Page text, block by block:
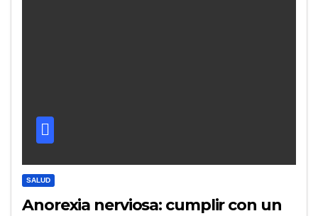
SALUD
Anorexia nerviosa: cumplir con un